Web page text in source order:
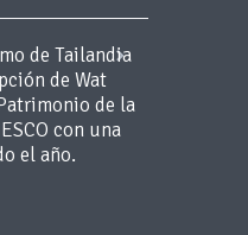
de Tailandia
de Wat
de la
con una
el año.